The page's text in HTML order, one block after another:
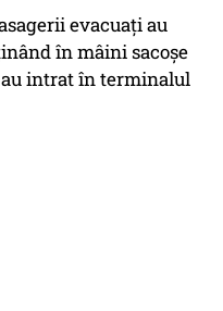
evacuați au
în mâini sacoșe
intrat în terminalul